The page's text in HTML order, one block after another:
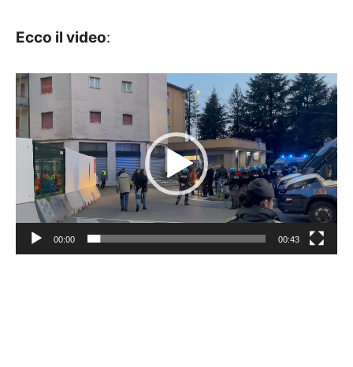
Ecco il video:
Video
Player
00:00 00:43